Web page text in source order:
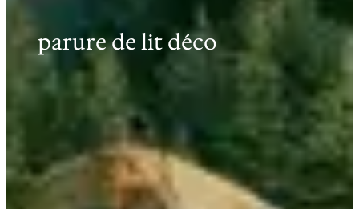
parure de lit déco